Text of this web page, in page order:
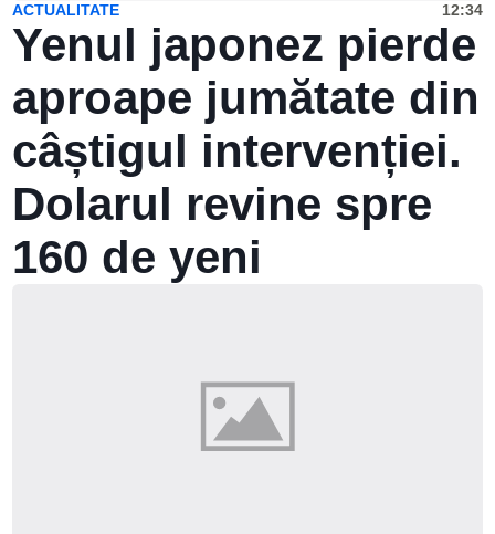
ACTUALITATE 12:34
Yenul japonez pierde
aproape jumătate din
câștigul intervenției.
Dolarul revine spre
160 de yeni